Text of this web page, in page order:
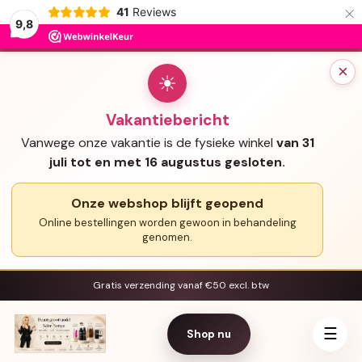
9,8
41 Reviews ×
×
☀
Vakantiebericht
Vanwege onze vakantie is de fysieke winkel van 31
juli tot en met 16 augustus gesloten.
Onze webshop blijft geopend
Online bestellingen worden gewoon in behandeling
genomen.
Gratis verzending vanaf €50 excl. btw
Shop nu ☰